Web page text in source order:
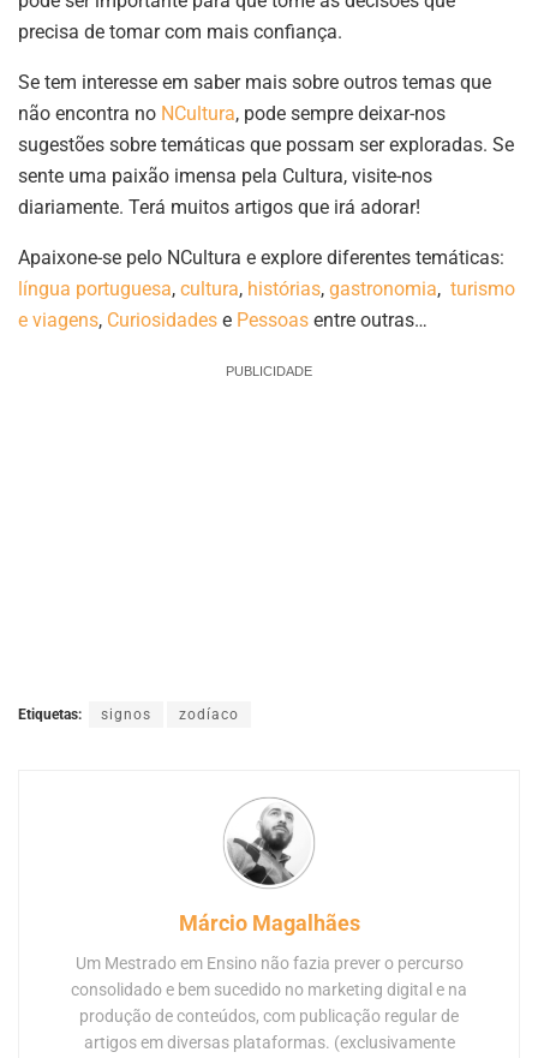
precisa de tomar com mais confiança.
Se tem interesse em saber mais sobre outros temas que
não encontra no NCultura, pode sempre deixar-nos
sugestões sobre temáticas que possam ser exploradas. Se
sente uma paixão imensa pela Cultura, visite-nos
diariamente. Terá muitos artigos que irá adorar!
Apaixone-se pelo NCultura e explore diferentes temáticas:
língua portuguesa, cultura, histórias, gastronomia, turismo
e viagens, Curiosidades e Pessoas entre outras…
PUBLICIDADE
Etiquetas: signos zodíaco
Márcio Magalhães
Um Mestrado em Ensino não fazia prever o percurso
consolidado e bem sucedido no marketing digital e na
produção de conteúdos, com publicação regular de
artigos em diversas plataformas. (exclusivamente